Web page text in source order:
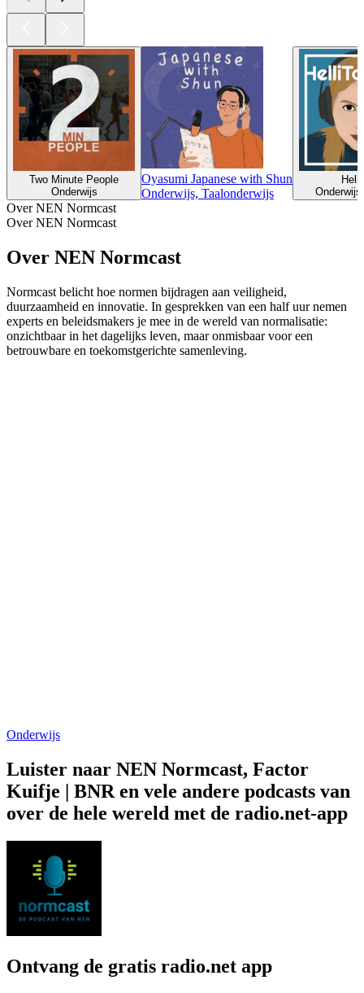
Two Minute People
Onderwijs
Oyasumi Japanese with Shun
Onderwijs, Taalonderwijs
Over NEN Normcast
Over NEN Normcast
Over NEN Normcast
Normcast belicht hoe normen bijdragen aan veiligheid,
duurzaamheid en innovatie. In gesprekken van een half uur nemen
experts en beleidsmakers je mee in de wereld van normalisatie:
onzichtbaar in het dagelijks leven, maar onmisbaar voor een
betrouwbare en toekomstgerichte samenleving.
Onderwijs
Luister naar NEN Normcast, Factor
Kuifje | BNR en vele andere podcasts van
over de hele wereld met de radio.net-app
Ontvang de gratis radio.net app